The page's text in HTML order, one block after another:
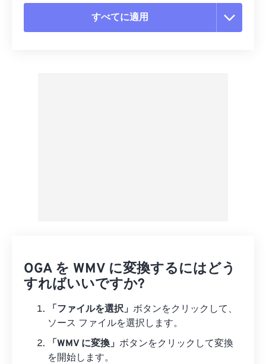
すべてに適用
OGA を WMV に変換するにはどう
すればいいですか?
「ファイルを選択」 ボタンをクリックして、
ソース ファイルを選択します。
「WMV に変換」 ボタンをクリックして変換
を開始します。